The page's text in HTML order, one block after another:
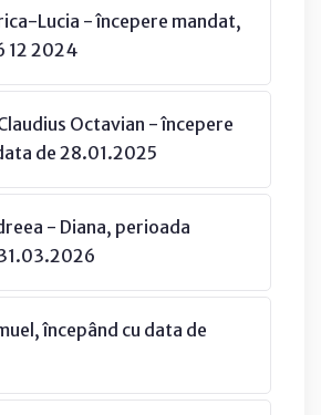
Lucia - începere mandat,
12 2024
Octavian - începere
de 28.01.2025
- Diana, perioada
începând cu data de